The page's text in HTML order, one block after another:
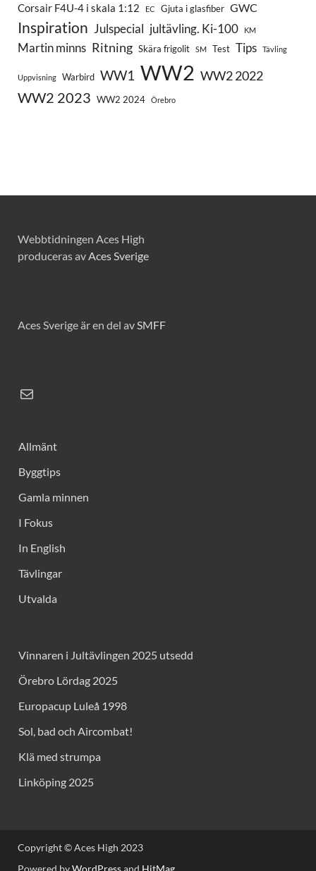
Corsair F4U-4 i skala 1:12 EC Gjuta i glasfiber GWC
Inspiration Julspecial jultävling. Ki-100 KM
Martin minns Ritning Skära frigolit SM Test Tips Tävling
Uppvisning Warbird WW1 WW2 WW2 2022
WW2 2023 WW2 2024 Örebro
Webbtidningen Aces High
produceras avAces Sverige
Aces Sverige är en del avSMFF
Allmänt
Byggtips
Gamla minnen
I Fokus
In English
Tävlingar
Utvalda
Vinnaren i Jultävlingen 2025 utsedd
Örebro Lördag 2025
Europacup Luleå 1998
Sol, bad och Aircombat!
Klä med strumpa
Linköping 2025
Copyright © Aces High 2023
Powered byWordPressand HitMag